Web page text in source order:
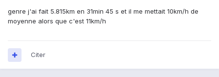
genre j'ai fait 5.815km en 31min 45 s et il me mettait 10km/h de
moyenne alors que c'est 11km/h
Citer